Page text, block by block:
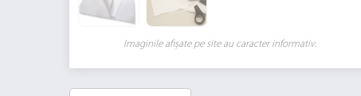
Imaginile afișate pe site au caracter informativ.